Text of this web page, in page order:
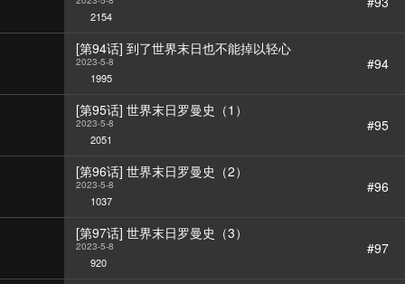
2154
[第94话] 到了世界末日也不能掉以轻心
2023-5-8
1995
#94
[第95话] 世界末日罗曼史（1）
2023-5-8
2051
#95
[第96话] 世界末日罗曼史（2）
2023-5-8
1037
#96
[第97话] 世界末日罗曼史（3）
2023-5-8
920
#97